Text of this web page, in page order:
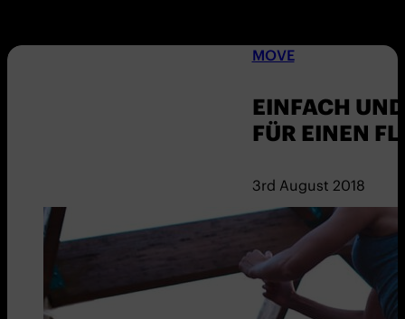
MOVE
EINFACH
FÜR EINEN
3rd August 2018